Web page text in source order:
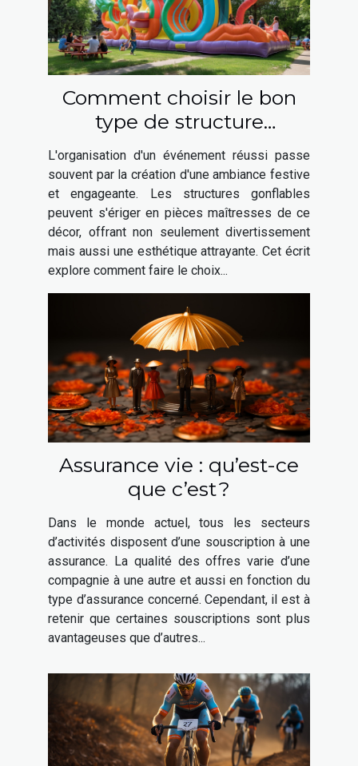
Comment choisir le bon
type de structure
gonflable pour votre
événement
L'organisation d'un événement réussi passe
souvent par la création d'une ambiance festive
et engageante. Les structures gonflables
peuvent s'ériger en pièces maîtresses de ce
décor, offrant non seulement divertissement
mais aussi une esthétique attrayante. Cet écrit
explore comment faire le choix...
Assurance vie : qu’est-ce
que c’est ?
Dans le monde actuel, tous les secteurs
d’activités disposent d’une souscription à une
assurance. La qualité des offres varie d’une
compagnie à une autre et aussi en fonction du
type d’assurance concerné. Cependant, il est à
retenir que certaines souscriptions sont plus
avantageuses que d’autres...